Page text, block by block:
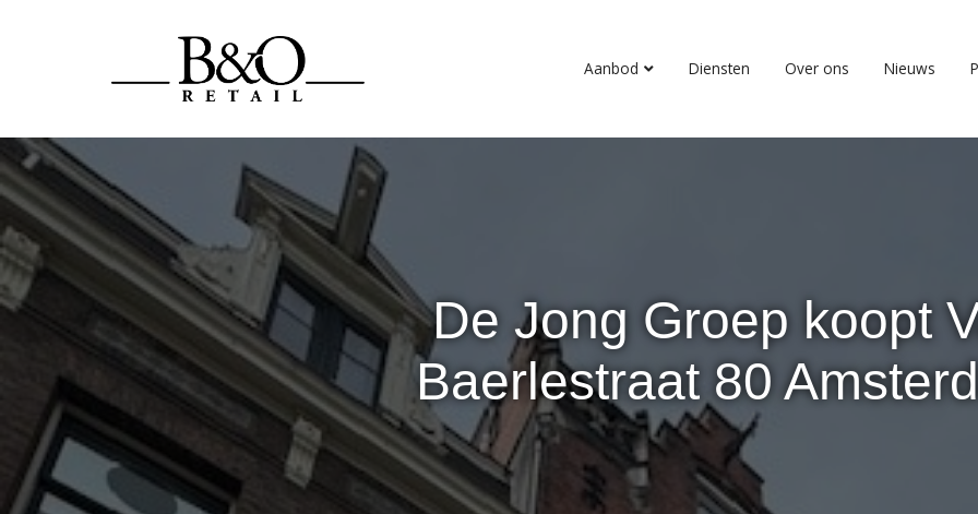
Aanbod Diensten Over ons Nieuws
De Jong Groep koopt
Baerlestraat 80